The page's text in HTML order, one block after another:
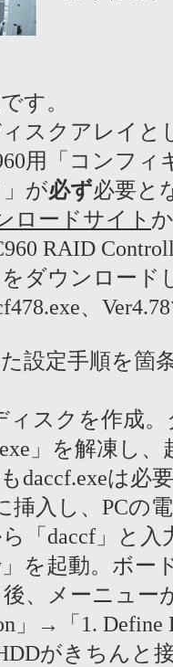
す。
スクアレイと
用「コンフィ
が必ず必要と
ロードサイト
RAID
ダウンロード
、
設定手順を箇
ィスクを作成
」を解凍し
daccf.exeは必
入し、PCの
「daccf」と入
を起動。ボー
、メーニュー
」→「1.
がきちんと